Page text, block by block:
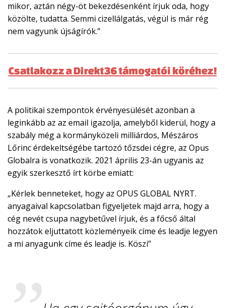
mikor, aztán négy-öt bekezdésenként írjuk oda, hogy
közölte, tudatta. Semmi cizellálgatás, végül is már rég
nem vagyunk újságírók.”
Csatlakozz a Direkt36 támogatói köréhez!
A politikai szempontok érvényesülését azonban a
leginkább az az email igazolja, amelyből kiderül, hogy a
szabály még a kormányközeli milliárdos, Mészáros
Lőrinc érdekeltségébe tartozó tőzsdei cégre, az Opus
Globalra is vonatkozik. 2021 április 23-án ugyanis az
egyik szerkesztő írt körbe emiatt:
„Kérlek benneteket, hogy az OPUS GLOBAL NYRT.
anyagaival kapcsolatban figyeljetek majd arra, hogy a
cég nevét csupa nagybetűvel írjuk, és a főcső által
hozzátok eljuttatott közleményeik címe és leadje legyen
a mi anyagunk címe és leadje is. Köszi”